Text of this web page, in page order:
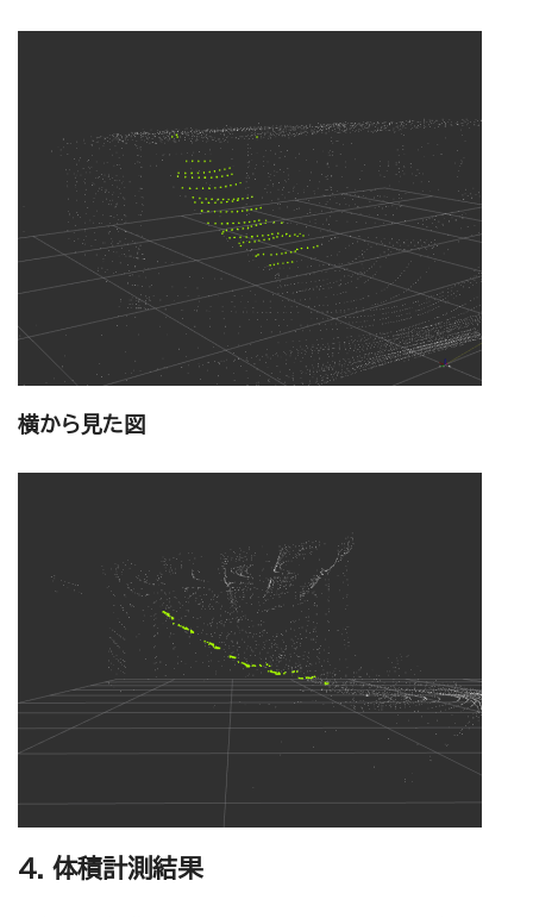
横から見た図
4. 体積計測結果